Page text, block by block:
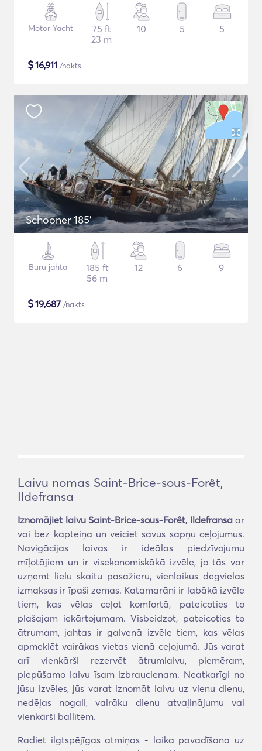
Motor Yacht
75 ft
23 m
10 5 5
$16,911 /nakts
Schooner 185'
Buru jahta
185 ft
56 m
12 6 9
$19,687 /nakts
Laivu nomas Saint-Brice-sous-Forêt,
Ildefransa
Iznomājiet laivu Saint-Brice-sous-Forêt, Ildefransaar
vai bez kapteiņa un veiciet savus sapņu ceļojumus.
Navigācijas laivas ir ideālas piedzīvojumu
mīļotājiem un ir visekonomiskākā izvēle, jo tās var
uzņemt lielu skaitu pasažieru, vienlaikus degvielas
izmaksas ir īpaši zemas. Katamarāni ir labākā izvēle
tiem, kas vēlas ceļot komfortā, pateicoties to
plašajam iekārtojumam. Visbeidzot, pateicoties to
ātrumam, jahtas ir galvenā izvēle tiem, kas vēlas
apmeklēt vairākas vietas vienā ceļojumā. Jūs varat
arī vienkārši rezervēt ātrumlaivu, piemēram,
piepūšamo laivu īsam izbraucienam. Neatkarīgi no
jūsu izvēles, jūs varat iznomāt laivu uz vienu dienu,
nedēļas nogali, vairāku dienu atvaļinājumu vai
vienkārši ballītēm.
Radiet ilgtspējīgas atmiņas - laika pavadīšana uz